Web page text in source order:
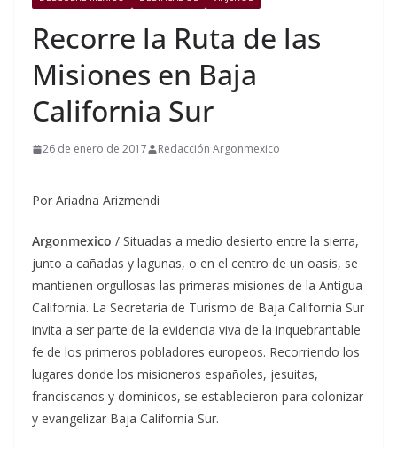
Recorre la Ruta de las
Misiones en Baja
California Sur
26 de enero de 2017 Redacción Argonmexico
Por Ariadna Arizmendi
Argonmexico / Situadas a medio desierto entre la sierra,
junto a cañadas y lagunas, o en el centro de un oasis, se
mantienen orgullosas las primeras misiones de la Antigua
California. La Secretaría de Turismo de Baja California Sur
invita a ser parte de la evidencia viva de la inquebrantable
fe de los primeros pobladores europeos. Recorriendo los
lugares donde los misioneros españoles, jesuitas,
franciscanos y dominicos, se establecieron para colonizar
y evangelizar Baja California Sur.